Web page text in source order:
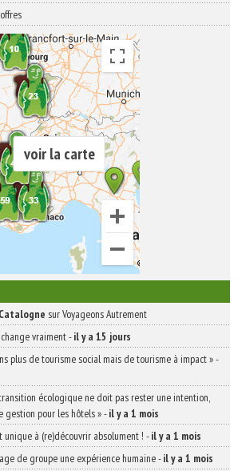
voir la carte
sur Voyageons Autrement
vraiment-il y a 15 jours
plus de tourisme social mais de tourisme à impact »-
écologique ne doit pas rester une intention,
pour les hôtels »-il y a 1 mois
unique à (re)découvrir absolument ! -il y a 1 mois
de groupe une expérience humaine-il y a 1 mois